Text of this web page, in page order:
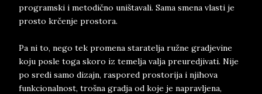
programski i metodično uništavali. Sama smena vlasti je
prosto krčenje prostora.
Pa ni to, nego tek promena staratelja ružne gradjevine
koju posle toga skoro iz temelja valja preuredjivati. Nije
po sredi samo dizajn, raspored prostorija i njihova
funkcionalnost, trošna gradja od koje je napravljena,